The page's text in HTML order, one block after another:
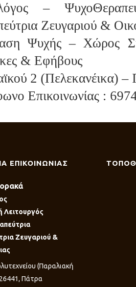
–
Ζευγαριού &
Ψυχής – Χώρος
& Εφήβους
2 (Πελεκανέικα) –
Επικοινωνίας :
ΕΠΙΚΟΙΝΩΝΙΑΣ
Λειτουργός
Ζευγαριού &
(Παραλιακή
Πάτρα